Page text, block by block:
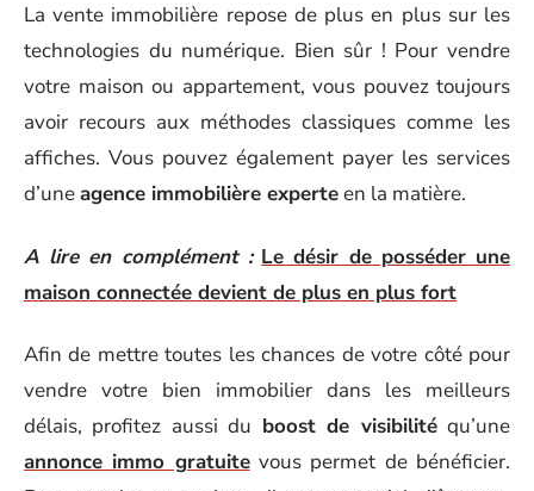
La vente immobilière repose de plus en plus sur les
technologies du numérique. Bien sûr ! Pour vendre
votre maison ou appartement, vous pouvez toujours
avoir recours aux méthodes classiques comme les
affiches. Vous pouvez également payer les services
d’uneagence immobilière experteen la matière.
A lire en complément : Le désir de posséder une
maison connectée devient de plus en plus fort
Afin de mettre toutes les chances de votre côté pour
vendre votre bien immobilier dans les meilleurs
délais, profitez aussi du boost de visibilitéqu’une
annonce immo gratuitevous permet de bénéficier.